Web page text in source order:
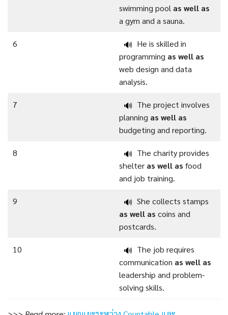
swimming pool as well as
a gym and a sauna.
6 🔊 He is skilled in
programming as well as
web design and data
analysis.
7 🔊 The project involves
planning as well as
budgeting and reporting.
8 🔊 The charity provides
shelter as well as food
and job training.
9 🔊 She collects stamps
as well as coins and
postcards.
10 🔊 The job requires
communication as well as
leadership and problem-
solving skills.